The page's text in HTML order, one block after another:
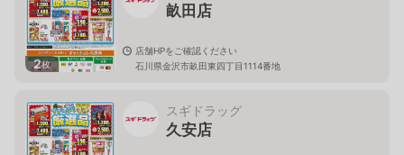
2枚
畝田店
店舗HPをご確認ください
石川県金沢市畝田東四丁目1114番地
スギドラッグ
久安店